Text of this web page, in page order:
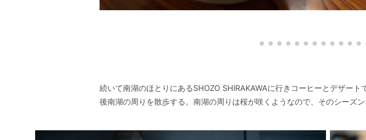
続いて南湖のほとりにあるSHOZO SHIRAKAWAに行きコーヒーとデザー
後南湖の周りを散歩する。南湖の周りは桜が咲くようなので、そのシーズン